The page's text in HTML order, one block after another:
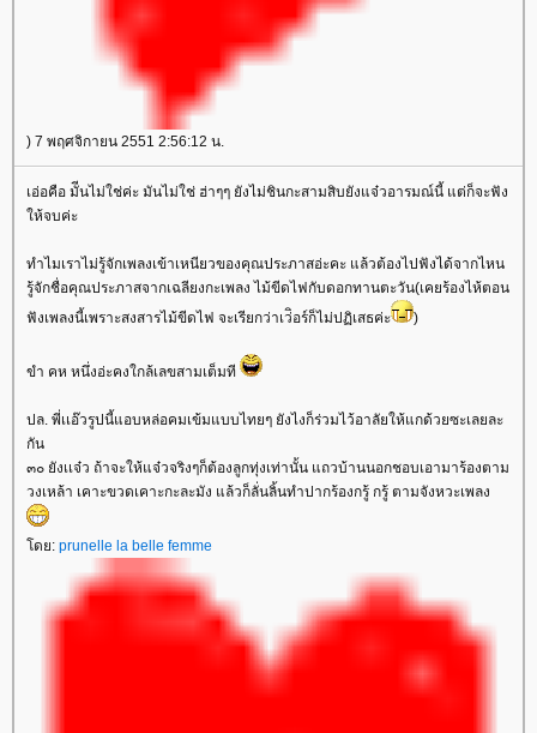
) 7 พฤศจิกายน 2551 2:56:12 น.
เอ่อคือ มัีนไม่ใช่ค่ะ มันไม่ใช่ ฮ่าๆๆ ยังไม่ชินกะสามสิบยังแจ๋วอารมณ์นี้ แต่ก็จะฟัง
ห้จบค่ะ
ทำไมเราไม่รู้จักเพลงเข้าเหนียวของคุณประภาสอ่ะคะ แล้วต้องไปฟังได้จากไหน
รู้จักชื่อคุณประภาสจากเฉลียงกะเพลง ไม้ขีดไฟกับดอกทานตะวัน(เคยร้องไห้ตอน
ฟังเพลงนี้เพราะสงสารไม้ขีดไฟ จะเรียกว่าเว่ิอร์ก็ไม่ปฏิเสธค่ะ
)
ขำ คห หนึ่งอ่ะคงใกล้เลขสามเต็มที
ปล. พี่เเอ๊วรูปนี้แอบหล่อคมเข้มแบบไทยๆ ยังไงก็ร่วมไว้อาลัยให้แกด้วยซะเลยละ
กัน
๓๐ ยังเเจ๋ว ถ้าจะให้แจ๋วจริงๆก็ต้องลูกทุ่งเท่านั้น แถวบ้านนอกชอบเอามาร้องตาม
วงเหล้า เคาะขวดเคาะกะละมัง แล้วก็ลั่นลิ้นทำปากร้องกรู้ กรู้ ตามจังหวะเพลง
ดย: prunelle la belle femme